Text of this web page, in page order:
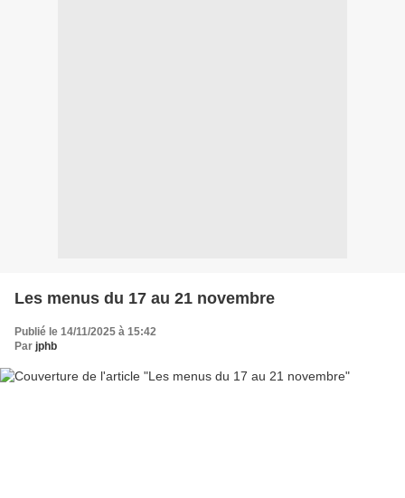
Les menus du 17 au 21 novembre
Publié le 14/11/2025 à 15:42
Par jphb